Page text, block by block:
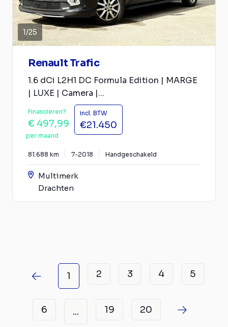
1/25
Renault Trafic
1.6 dCi L2H1 DC Formula Edition | MARGE
| LUXE | Camera |...
Financieren?
€ 497,99
per maand
incl. BTW
€21.450
81.688 km 7-2018 Handgeschakeld
Multimerk
Drachten
1 2 3 4 5
6 ... 19 20